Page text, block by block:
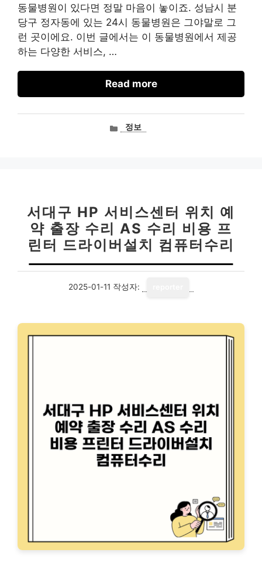
동물병원이 있다면 정말 마음이 놓이죠. 성남시 분
당구 정자동에 있는 24시 동물병원은 그야말로 그
런 곳이에요. 이번 글에서는 이 동물병원에서 제공
하는 다양한 서비스, …
Read more
카정보
서대구 HP 서비스센터 위치 예
약 출장 수리 AS 수리 비용 프
린터 드라이버설치 컴퓨터수리
2025-01-11 작성자: